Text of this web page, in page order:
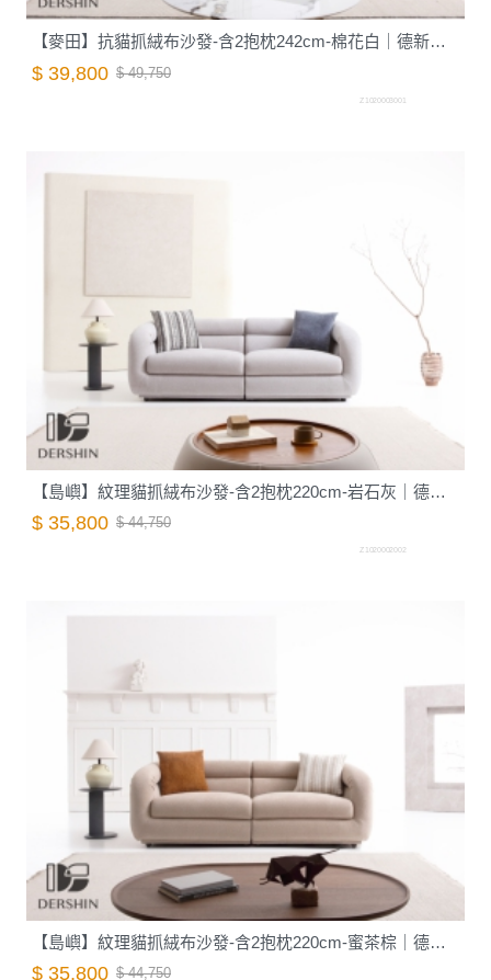
【麥田】抗貓抓絨布沙發-含2抱枕242cm-棉花白｜德新家具
$ 39,800 $ 49,750
Z1020003001
【島嶼】紋理貓抓絨布沙發-含2抱枕220cm-岩石灰｜德新家具
$ 35,800 $ 44,750
Z1020002002
【島嶼】紋理貓抓絨布沙發-含2抱枕220cm-蜜茶棕｜德新家具
$ 35,800 $ 44,750